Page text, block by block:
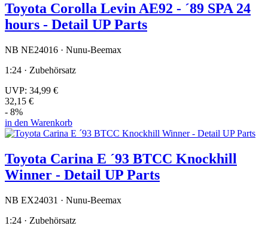
Toyota Corolla Levin AE92 - ´89 SPA 24
hours - Detail UP Parts
NB NE24016 · Nunu-Beemax
1:24 · Zubehörsatz
UVP: 34,99 €
32,15 €
- 8%
in den Warenkorb
Toyota Carina E ´93 BTCC Knockhill
Winner - Detail UP Parts
NB EX24031 · Nunu-Beemax
1:24 · Zubehörsatz